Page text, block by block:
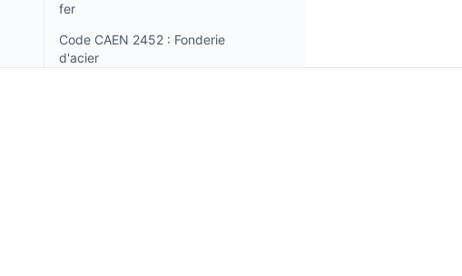
fer
Code CAEN 2452 : Fonderie
d'acier